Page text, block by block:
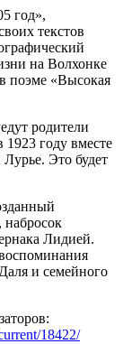
год»,
текстов
на Волхонке
поэме «Высокая
родители
году вместе
Это будет
Лидией.
и семейного
18422/